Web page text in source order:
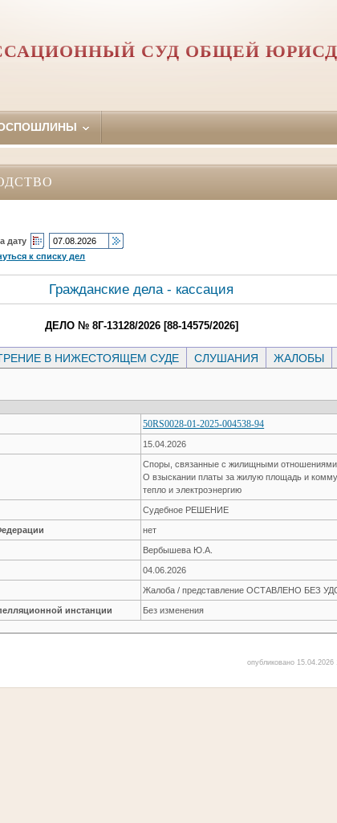
СУД ОБЩЕЙ
дату
к списку дел
Гражданские дела - кассация
ДЕЛО № 8Г-13128/2026 [88-14575/2026]
В НИЖЕСТОЯЩЕМ СУДЕ СЛУШАНИЯ ЖАЛОБЫ
50RS0028-01-2025-004538-94
15.04.2026
Споры, связанные с жилищными
О взыскании платы за жилую площадь и
тепло и электроэнергию
Судебное РЕШЕНИЕ
нет
Вербышева Ю.А.
04.06.2026
Жалоба / представление ОСТАВЛЕНО БЕЗ
инстанции Без изменения
опубликовано